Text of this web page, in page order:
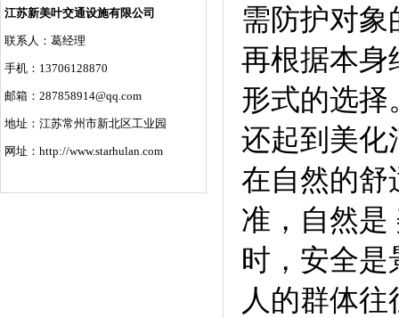
需防护对
再根据本身
形式的选择
还起到美化
在自然的舒
准，自然是
时，安全是
人的群体
江苏新美叶交通设施有限公司
联系人：葛经理
手机：13706128870
邮箱：287858914@qq.com
地址：江苏常州市新北区工业园
网址：http://www.starhulan.com